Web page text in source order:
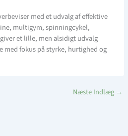
med et udvalg af effektive
multigym, spinningcykel,
et lille, men alsidigt udvalg
med fokus på styrke, hurtighed og
Næste Indlæg →